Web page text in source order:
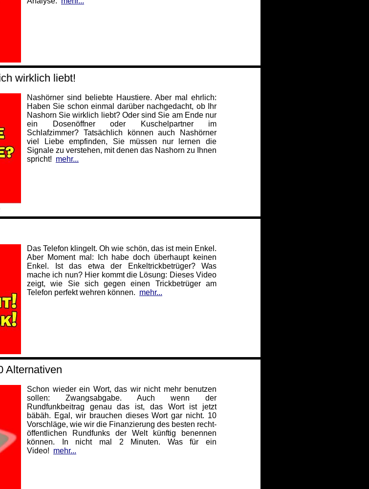
wirklich liebt!
Nashörner sind beliebte Haustiere. Aber mal ehrlich:
Haben Sie schon einmal darüber nachgedacht, ob Ihr
Nashorn Sie wirklich liebt? Oder sind Sie am Ende nur
ein Dosenöffner oder Kuschelpartner im
Schlafzimmer? Tatsächlich können auch Nashörner
viel Liebe empfinden, Sie müssen nur lernen die
Signale zu verstehen, mit denen das Nashorn zu Ihnen
spricht! mehr...
Das Telefon klingelt. Oh wie schön, das ist mein Enkel.
Aber Moment mal: Ich habe doch überhaupt keinen
Enkel. Ist das etwa der Enkeltrickbetrüger? Was
mache ich nun? Hier kommt die Lösung: Dieses Video
zeigt, wie Sie sich gegen einen Trickbetrüger am
Telefon perfekt wehren können. mehr...
Alternativen
Schon wieder ein Wort, das wir nicht mehr benutzen
sollen: Zwangsabgabe. Auch wenn der
Rundfunkbeitrag genau das ist, das Wort ist jetzt
bäbäh. Egal, wir brauchen dieses Wort gar nicht. 10
Vorschläge, wie wir die Finanzierung des besten recht-
öffentlichen Rundfunks der Welt künftig benennen
können. In nicht mal 2 Minuten. Was für ein
Video! mehr...